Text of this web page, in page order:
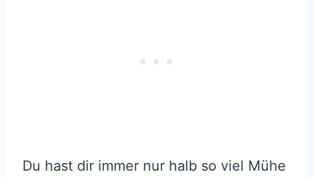
Du hast dir immer nur halb so viel Mühe